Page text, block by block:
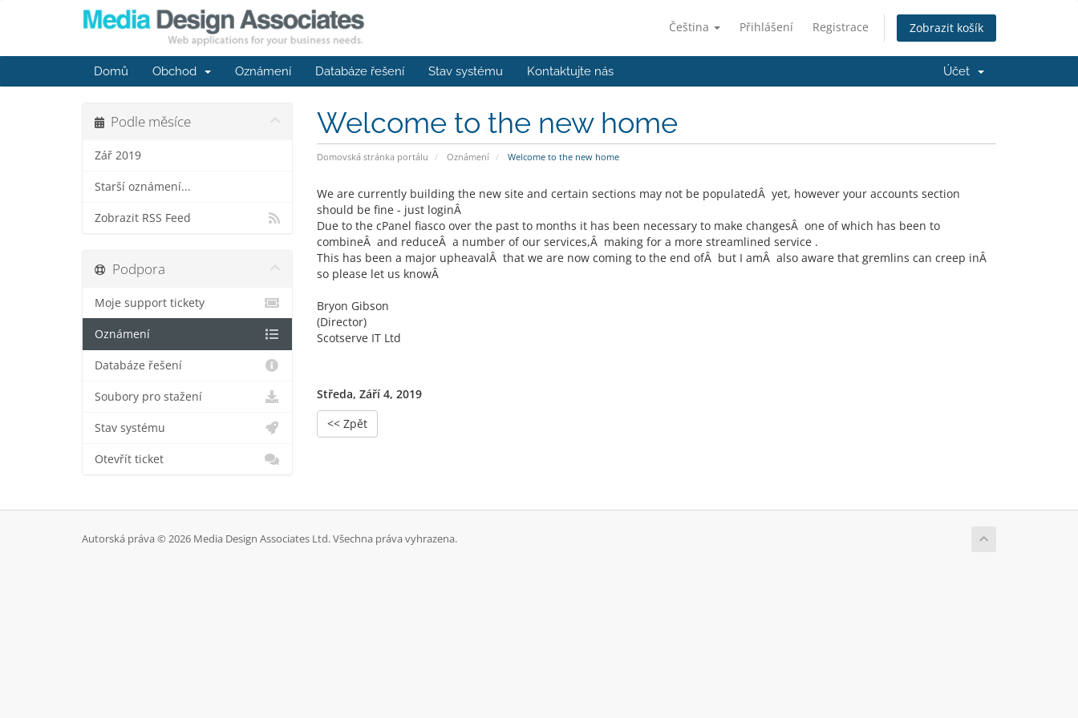
Čeština Přihlášení Registrace Zobrazit košík
Domů Obchod Oznámení Databáze řešení Stav systému Kontaktujte nás Účet
Welcome to the new home
Domovská stránka portálu Oznámení Welcome to the new home
Podle měsíce
Zář 2019
Starší oznámení...
Zobrazit RSS Feed
We are currently building the new site and certain sections may not be populatedÂ yet, however your accounts section
should be fine - just loginÂ
Due to the cPanel fiasco over the past to months it has been necessary to make changesÂ one of which has been to
combineÂ and reduceÂ a number of our services,Â making for a more streamlined service .
This has been a major upheavalÂ that we are now coming to the end ofÂ but I amÂ also aware that gremlins can creep inÂ
so please let us knowÂ
Bryon Gibson
(Director)
Scotserve IT Ltd
Středa, Září 4, 2019
<< Zpět
Podpora
Moje support tickety
Oznámení
Databáze řešení
Soubory pro stažení
Stav systému
Otevřít ticket
Autorská práva © 2026 Media Design Associates Ltd. Všechna práva vyhrazena.